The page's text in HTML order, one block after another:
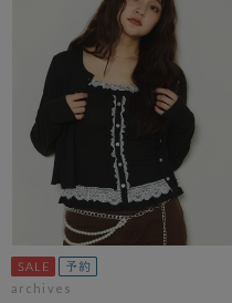
archives